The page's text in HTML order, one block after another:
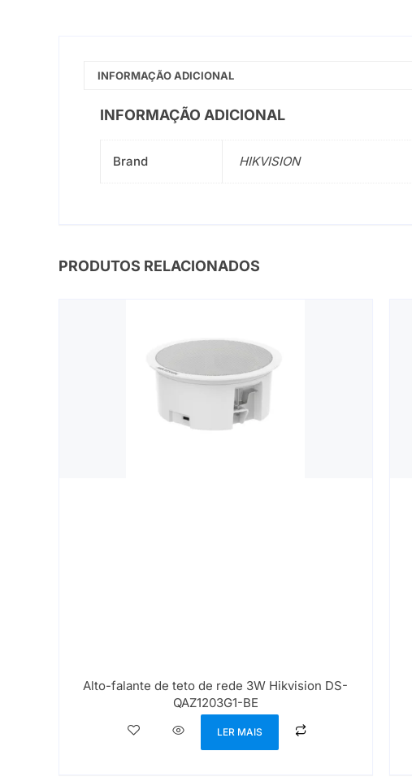
INFORMAÇÃO ADICIONAL
INFORMAÇÃO ADICIONAL
Brand HIKVISION
PRODUTOS RELACIONADOS
Alto-falante de teto de rede 3W Hikvision DS-
QAZ1203G1-BE
LER MAIS